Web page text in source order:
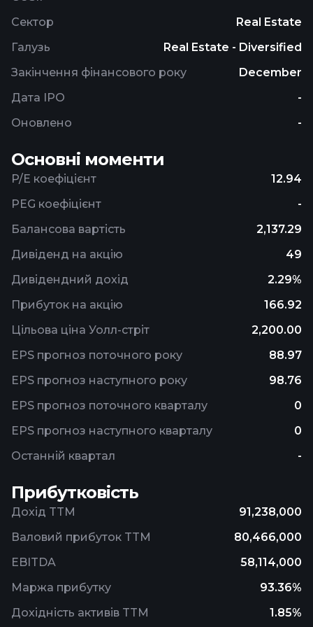
Сектор
Real Estate
Галузь
Real Estate - Diversified
Закінчення фінансового року
December
Дата IPO
-
Оновлено
-
Основні моменти
P/E коефіцієнт
12.94
PEG коефіцієнт
-
Балансова вартість
2,137.29
Дивіденд на акцію
49
Дивідендний дохід
2.29%
Прибуток на акцію
166.92
Цільова ціна Уолл-стріт
2,200.00
EPS прогноз поточного року
88.97
EPS прогноз наступного року
98.76
EPS прогноз поточного кварталу
0
EPS прогноз наступного кварталу
0
Останній квартал
-
Прибутковість
Дохід TTM
91,238,000
Валовий прибуток TTM
80,466,000
EBITDA
58,114,000
Маржа прибутку
93.36%
Дохідність активів TTM
1.85%